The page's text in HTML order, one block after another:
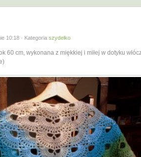
10:18 · Kategoria szydełko
60 cm, wykonana z miękkiej i miłej w dotyku